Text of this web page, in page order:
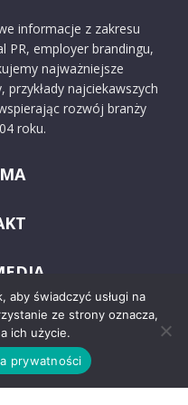
informacje z zakresu
PR, employer brandingu,
najważniejsze
najciekawszych
rozwój branży
roku.
aby świadczyć usługi na
ze strony oznacza,
ich użycie.
prywatności